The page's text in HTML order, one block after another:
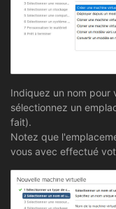
Indiquez un nom pour
sélectionnez un
fait).
Notez que
vous avec effectué